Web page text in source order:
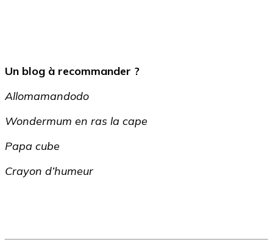
Un blog à recommander ?
Allomamandodo
Wondermum en ras la cape
Papa cube
Crayon d’humeur